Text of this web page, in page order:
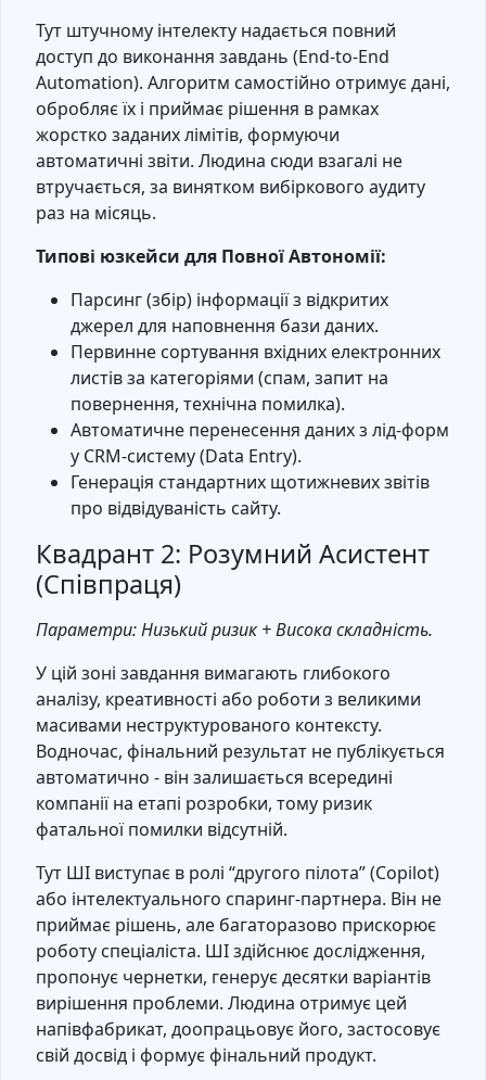
Тут штучному інтелекту надається повний
доступ до виконання завдань (End-to-End
Automation). Алгоритм самостійно отримує дані,
обробляє їх і приймає рішення в рамках
жорстко заданих лімітів, формуючи
автоматичні звіти. Людина сюди взагалі не
втручається, за винятком вибіркового аудиту
раз на місяць.
Типові юзкейси для Повної Автономії:
Парсинг (збір) інформації з відкритих
джерел для наповнення бази даних.
Первинне сортування вхідних електронних
листів за категоріями (спам, запит на
повернення, технічна помилка).
Автоматичне перенесення даних з лід-форм
у CRM-систему (Data Entry).
Генерація стандартних щотижневих звітів
про відвідуваність сайту.
Квадрант 2: Розумний Асистент
(Співпраця)
Параметри: Низький ризик + Висока складність.
У цій зоні завдання вимагають глибокого
аналізу, креативності або роботи з великими
масивами неструктурованого контексту.
Водночас, фінальний результат не публікується
автоматично - він залишається всередині
компанії на етапі розробки, тому ризик
фатальної помилки відсутній.
Тут ШІ виступає в ролі “другого пілота” (Copilot)
або інтелектуального спаринг-партнера. Він не
приймає рішень, але багаторазово прискорює
роботу спеціаліста. ШІ здійснює дослідження,
пропонує чернетки, генерує десятки варіантів
вирішення проблеми. Людина отримує цей
напівфабрикат, доопрацьовує його, застосовує
свій досвід і формує фінальний продукт.